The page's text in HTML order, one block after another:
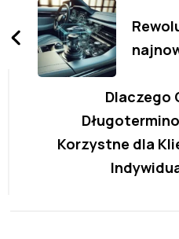
wpisy
Dlaczego
Korzystne dla